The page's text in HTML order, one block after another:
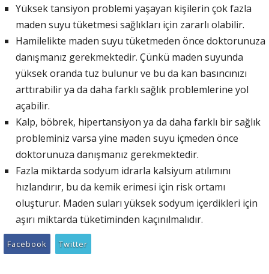
Yüksek tansiyon problemi yaşayan kişilerin çok fazla
maden suyu tüketmesi sağlıkları için zararlı olabilir.
Hamilelikte maden suyu tüketmeden önce doktorunuza
danışmanız gerekmektedir. Çünkü maden suyunda
yüksek oranda tuz bulunur ve bu da kan basıncınızı
arttırabilir ya da daha farklı sağlık problemlerine yol
açabilir.
Kalp, böbrek, hipertansiyon ya da daha farklı bir sağlık
probleminiz varsa yine maden suyu içmeden önce
doktorunuza danışmanız gerekmektedir.
Fazla miktarda sodyum idrarla kalsiyum atılımını
hızlandırır, bu da kemik erimesi için risk ortamı
oluşturur. Maden suları yüksek sodyum içerdikleri için
aşırı miktarda tüketiminden kaçınılmalıdır.
Facebook Twitter